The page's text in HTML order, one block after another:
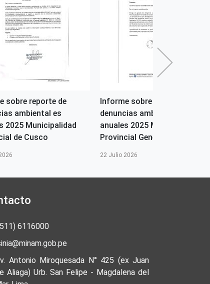
sobre reporte de
ambiental es
2025 Municipalidad
de Cusco
Informe sobre reporte de
denuncias ambiental es
anuales 2025 Municipalidad
Provincial General Sanhez...
22 Julio 2026
6116000
Antonio Miroquesada N° 425 (ex Juan
Aliaga) Urb. San Felipe - Magdalena del